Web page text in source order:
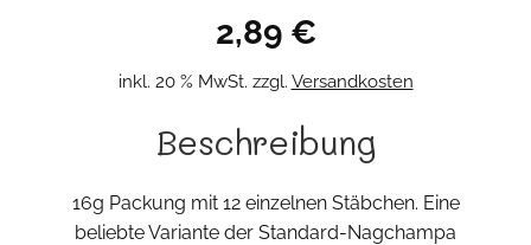
2,89 €
inkl. 20 % MwSt. zzgl. Versandkosten
Beschreibung
16g Packung mit 12 einzelnen Stäbchen. Eine
beliebte Variante der Standard-Nagchampa